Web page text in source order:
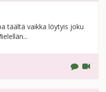
täältä vaikka löytyis joku